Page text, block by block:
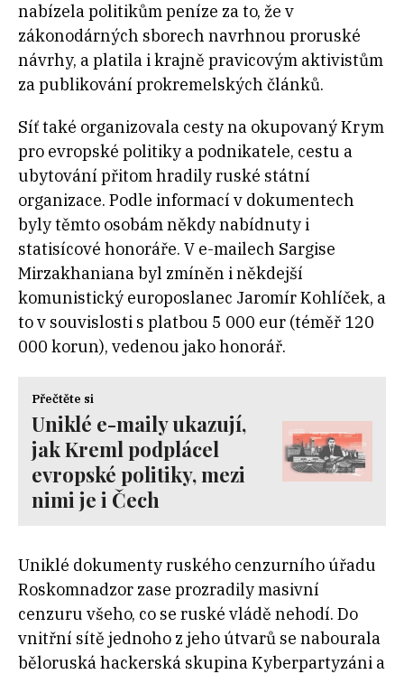
nabízela politikům peníze za to, že v
zákonodárných sborech navrhnou proruské
návrhy, a platila i krajně pravicovým aktivistům
za publikování prokremelských článků.
Síť také organizovala cesty na okupovaný Krym
pro evropské politiky a podnikatele, cestu a
ubytování přitom hradily ruské státní
organizace. Podle informací v dokumentech
byly těmto osobám někdy nabídnuty i
statisícové honoráře. V e-mailech Sargise
Mirzakhaniana byl zmíněn i někdejší
komunistický europoslanec Jaromír Kohlíček, a
to v souvislosti s platbou 5 000 eur (téměř 120
000 korun), vedenou jako honorář.
Přečtěte si
Uniklé e-maily ukazují,
jak Kreml podplácel
evropské politiky, mezi
nimi je i Čech
Uniklé dokumenty ruského cenzurního úřadu
Roskomnadzor zase prozradily masivní
cenzuru všeho, co se ruské vládě nehodí. Do
vnitřní sítě jednoho z jeho útvarů se nabourala
běloruská hackerská skupina Kyberpartyzáni a